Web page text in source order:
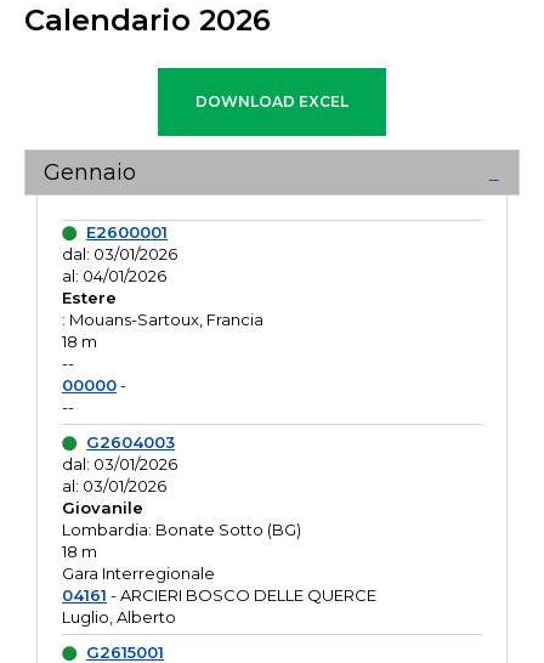
Calendario 2026
Gennaio
E2600001
dal: 03/01/2026
al: 04/01/2026
Estere
: Mouans-Sartoux, Francia
18 m
--
00000-
--
G2604003
dal: 03/01/2026
al: 03/01/2026
Giovanile
Lombardia: Bonate Sotto (BG)
18 m
Gara Interregionale
04161 - ARCIERI BOSCO DELLE QUERCE
Luglio, Alberto
G2615001